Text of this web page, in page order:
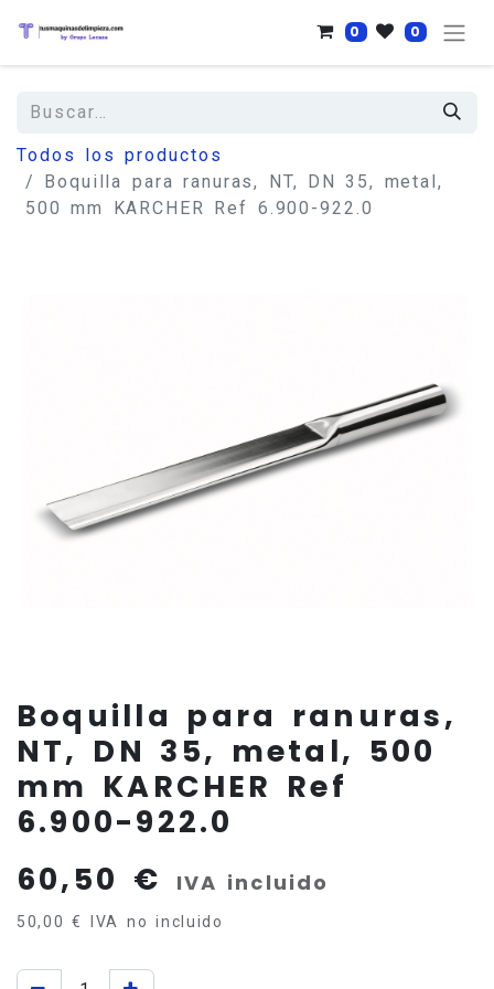
0 0
Todos los productos
Boquilla para ranuras, NT, DN 35, metal,
500 mm KARCHER Ref 6.900-922.0
Boquilla para ranuras,
NT, DN 35, metal, 500
mm KARCHER Ref
6.900-922.0
60,50 € IVA incluido
50,00 € IVA no incluido